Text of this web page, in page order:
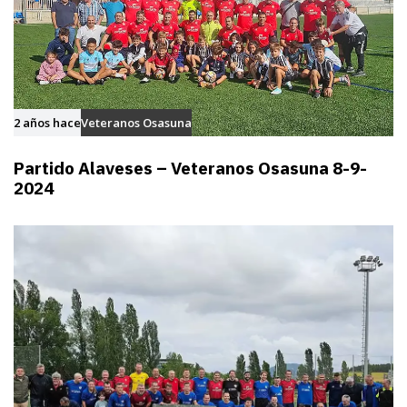
2 años haceVeteranos Osasuna
Partido Alaveses – Veteranos Osasuna 8-9-
2024